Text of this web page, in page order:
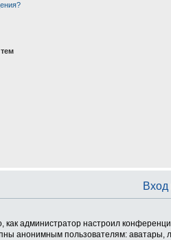
Вход
как администратор настроил
анонимным пользователям: аватары,